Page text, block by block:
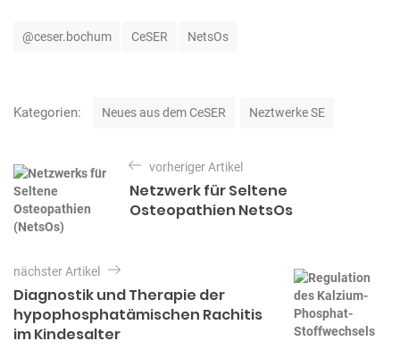
g
r
t
e
r
@ceser.bochum CeSER NetsOs
Kategorien:
g
n
Neues aus dem CeSER Neztwerke SE
e
i
t
r
a
g
s
vorheriger Artikel
Netzwerk für Seltene
Osteopathien NetsOs
nächster Artikel
Diagnostik und Therapie der
hypophosphatämischen Rachitis
im Kindesalter